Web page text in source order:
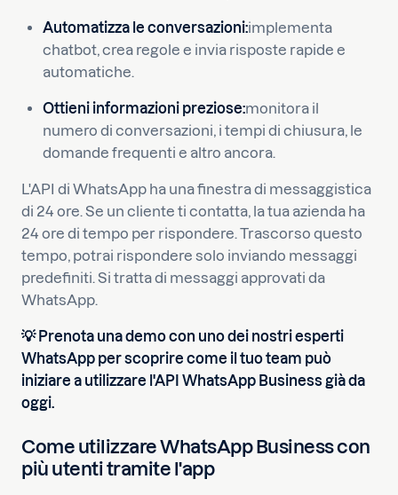
Automatizza le conversazioni:implementa
chatbot, crea regole e invia risposte rapide e
automatiche.
Ottieni informazioni preziose:monitora il
numero di conversazioni, i tempi di chiusura, le
domande frequenti e altro ancora.
L'API di WhatsApp ha una finestra di messaggistica
di 24 ore. Se un cliente ti contatta, la tua azienda ha
24 ore di tempo per rispondere. Trascorso questo
tempo, potrai rispondere solo inviando messaggi
predefiniti. Si tratta di messaggi approvati da
WhatsApp.
💡 Prenota una demo con uno dei nostri esperti
WhatsApp per scoprire come il tuo team può
iniziare a utilizzare l'API WhatsApp Business già da
oggi.
Come utilizzare WhatsApp Business con
più utenti tramite l'app